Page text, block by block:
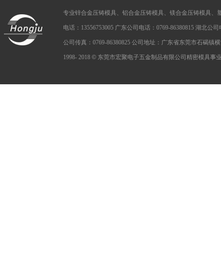
专业锌合金压铸模具、铝合金压铸模具、镁合金压铸模具、
电话：13556753005 广东公司电话：0769-86380815 湖北公
公司传真：0769-86380825 公司地址：广东省东莞市石碣镇
1998- 2018 © 东莞市宏聚电子五金制品有限公司精密模具事